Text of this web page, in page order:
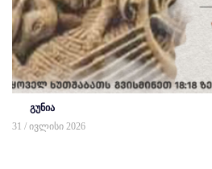
გუნია
31 / ივლისი 2026